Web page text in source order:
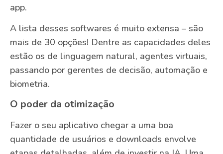
app.
A lista desses softwares é muito extensa – são
mais de 30 opções! Dentre as capacidades deles
estão os de linguagem natural, agentes virtuais,
passando por gerentes de decisão, automação e
biometria.
O poder da otimização
Fazer o seu aplicativo chegar a uma boa
quantidade de usuários e downloads envolve